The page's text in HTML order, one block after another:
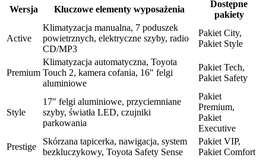
Wersja Kluczowe elementy wyposażenia
Dostępne
pakiety
Active
Klimatyzacja manualna, 7 poduszek
powietrznych, elektryczne szyby, radio
CD/MP3
Pakiet City,
Pakiet Style
Premium
Klimatyzacja automatyczna, Toyota
Touch 2, kamera cofania, 16″ felgi
aluminiowe
Pakiet Tech,
Pakiet Safety
Style
17″ felgi aluminiowe, przyciemniane
szyby, światła LED, czujniki
parkowania
Pakiet
Premium,
Pakiet
Executive
Prestige
Skórzana tapicerka, nawigacja, system
bezkluczykowy, Toyota Safety Sense
Pakiet VIP,
Pakiet Comfort